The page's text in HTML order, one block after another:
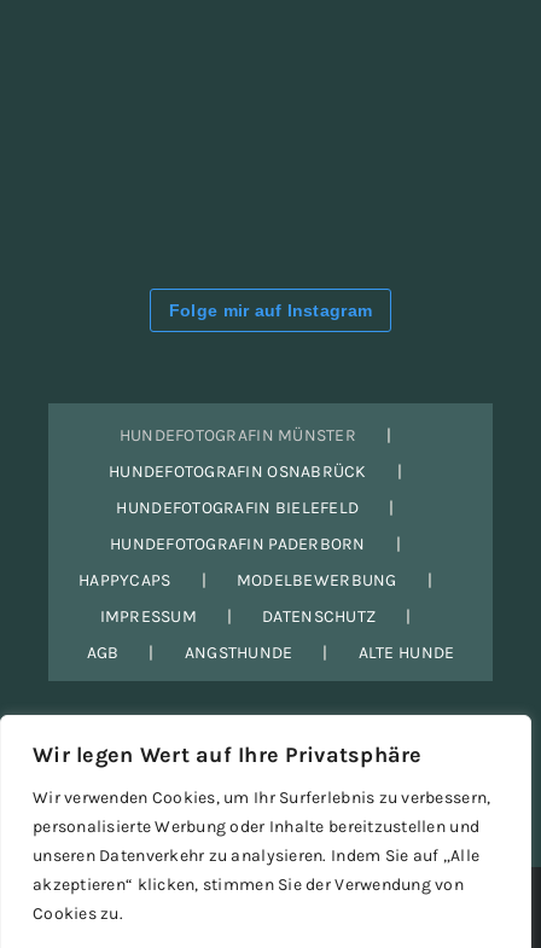
Wir legen Wert auf Ihre Privatsphäre
Wir verwenden Cookies, um Ihr Surferlebnis zu verbessern,
personalisierte Werbung oder Inhalte bereitzustellen und
unseren Datenverkehr zu analysieren. Indem Sie auf „Alle
akzeptieren“ klicken, stimmen Sie der Verwendung von
Cookies zu.
Folge mir auf Instagram
HUNDEFOTOGRAFIN MÜNSTER
HUNDEFOTOGRAFIN OSNABRÜCK
HUNDEFOTOGRAFIN BIELEFELD
HUNDEFOTOGRAFIN PADERBORN
HAPPYCAPS
MODELBEWERBUNG
IMPRESSUM
DATENSCHUTZ
AGB
ANGSTHUNDE ALTE HUNDE
Copyright 2012 - 2024 |